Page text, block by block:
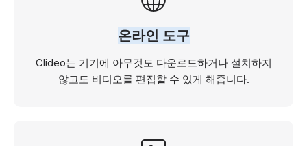
온라인 도구
Clideo는 기기에 아무것도 다운로드하거나 설치하지
않고도 비디오를 편집할 수 있게 해줍니다.